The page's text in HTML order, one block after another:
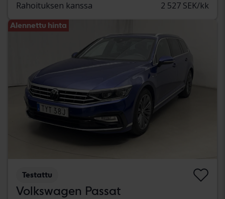
Rahoituksen kanssa 2 527 SEK/kk
Alennettu hinta
Testattu
Volkswagen Passat